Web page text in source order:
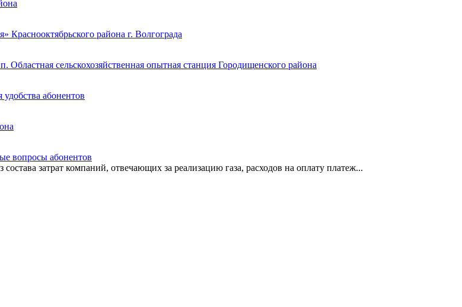
района г. Волгограда
сельскохозяйственная опытная станция Городищенского района
абонентов
вопросы абонентов
затрат компаний, отвечающих за реализацию газа, расходов на оплату платеж...